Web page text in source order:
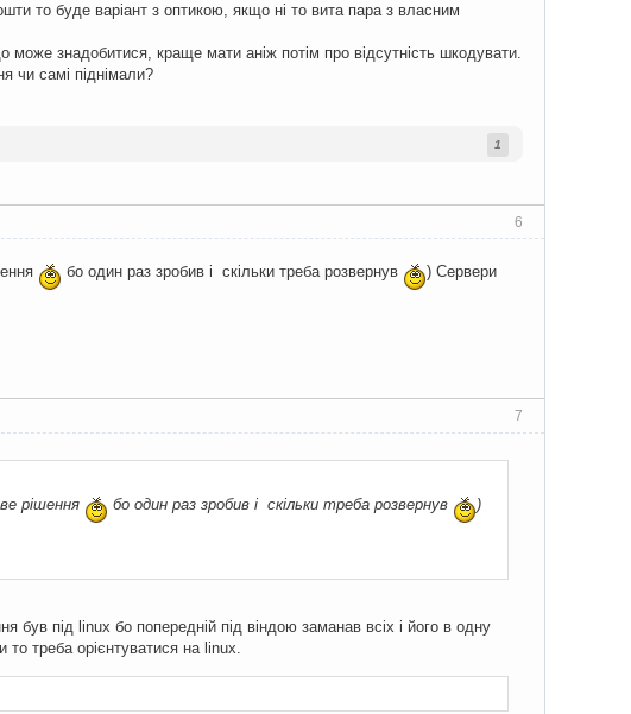
то буде варіант з оптикою, якщо ні то вита пара з власним
знадобитися, краще мати аніж потім про відсутність шкодувати.
чи самі піднімали?
1
6
бо один раз зробив і скільки треба розвернув
) Сервери
7
рішення бо один раз зробив і скільки треба розвернув
)
під linux бо попередній під віндою заманав всіх і його в одну
треба орієнтуватися на linux.